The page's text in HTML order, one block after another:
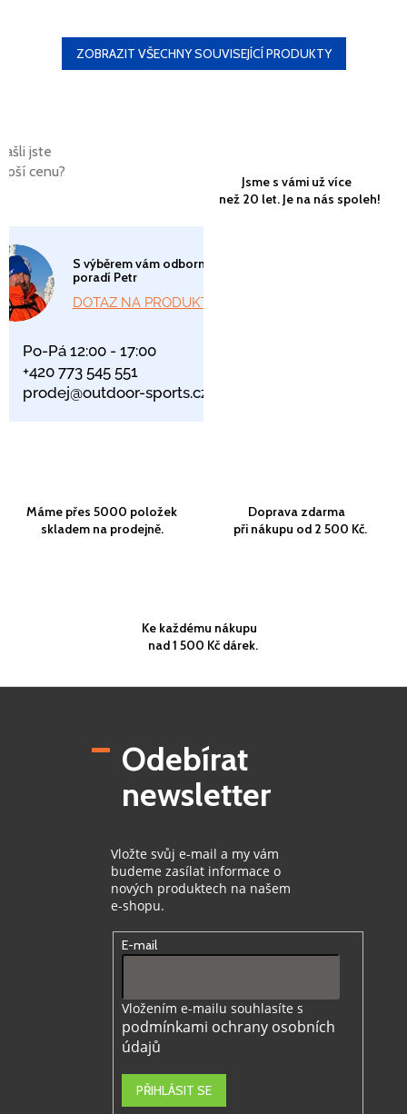
jste
cenu?
S výběrem vám odborně
poradí Petr
DOTAZ NA PRODUKT
Po-Pá 12:00 - 17:00
+420 773 545 551
prodej@outdoor-sports.cz
Jsme s vámi už více
než 20 let. Je na nás spoleh!
Máme přes 5000 položek
skladem na prodejně.
Doprava zdarma
při nákupu od 2 500 Kč.
Ke každému nákupu
nad 1 500 Kč dárek.
ZOBRAZIT VŠECHNY SOUVISEJÍCÍ PRODUKTY
Odebírat
newsletter
Vložte svůj e-mail a my vám
budeme zasílat informace o
nových produktech na našem
e-shopu.
E-mail
Vložením e-mailu souhlasíte s
podmínkami ochrany osobních
údajů
PŘIHLÁSIT SE